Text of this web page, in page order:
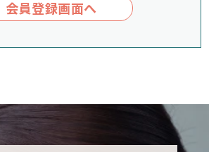
会員登録画面へ